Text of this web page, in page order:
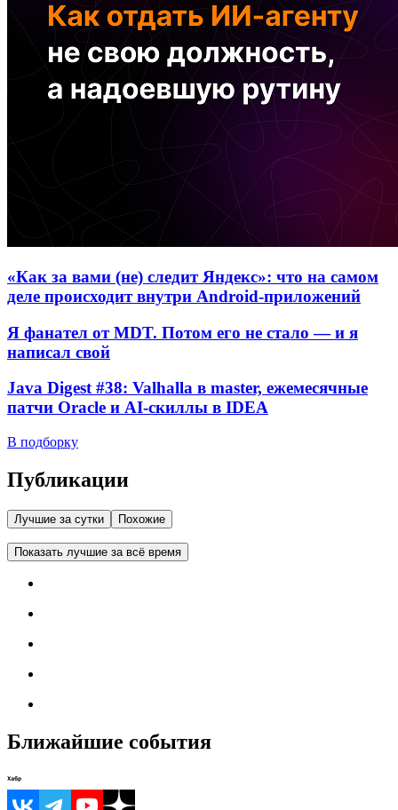
«Как за вами (не) следит Яндекс»: что на самом
деле происходит внутри Android-приложений
Я фанател от MDT. Потом его не стало — и я
написал свой
Java Digest #38: Valhalla в master, ежемесячные
патчи Oracle и AI-скиллы в IDEA
В подборку
Публикации
Лучшие за сутки Похожие
Показать лучшие за всё время
Ближайшие события